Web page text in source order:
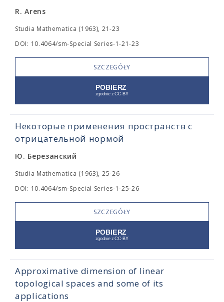
R. Arens
Studia Mathematica (1963), 21-23
DOI: 10.4064/sm-Special Series-1-21-23
SZCZEGÓŁY
Некоторые применения пространств с
отрицательной нормой
Ю. Березанский
Studia Mathematica (1963), 25-26
DOI: 10.4064/sm-Special Series-1-25-26
SZCZEGÓŁY
Approximative dimension of linear
topological spaces and some of its
applications